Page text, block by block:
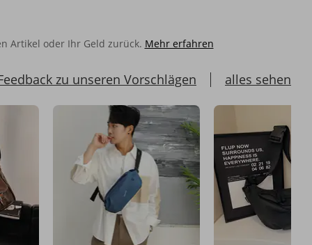
Artikel oder Ihr Geld zurück. Mehr erfahren
zu unseren Vorschlägen alles sehen